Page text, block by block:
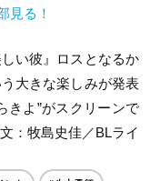
見る！
い彼』ロスとなるか
大きな楽しみが発表
きよ”がスクリーンで
：牧島史佳／BLライ